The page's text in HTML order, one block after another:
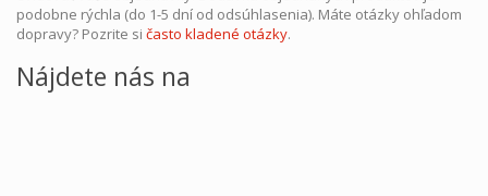
podobne rýchla (do 1-5 dní od odsúhlasenia). Máte otázky ohľadom
dopravy? Pozrite si často kladené otázky.
Nájdete nás na